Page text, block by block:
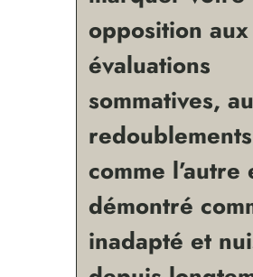
opposition aux
évaluations
sommatives,
comme l’autre
démontré
inadapté et